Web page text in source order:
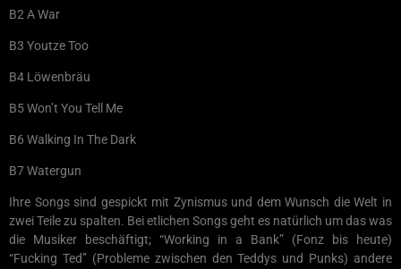
B2 A War
B3 Youtze Too
B4 Löwenbräu
B5 Won’t You Tell Me
B6 Walking In The Dark
B7 Watergun
Ihre Songs sind gespickt mit Zynismus und dem Wunsch die Welt in
zwei Teile zu spalten. Bei etlichen Songs geht es natürlich um das was
die Musiker beschäftigt; “Working in a Bank” (Fonz bis heute)
“Fucking Ted” (Probleme zwischen den Teddys und Punks) andere